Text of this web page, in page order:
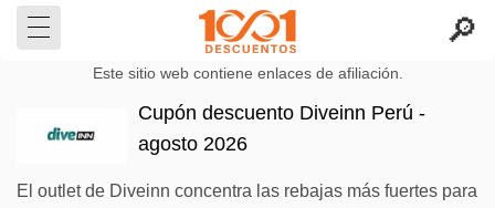
Este sitio web contiene enlaces de afiliación.
Cupón descuento Diveinn Perú -
agosto 2026
El outlet de Diveinn concentra las rebajas más fuertes para